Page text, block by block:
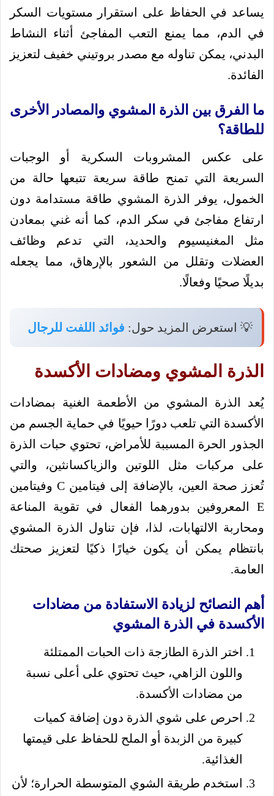
يساعد في الحفاظ على استقرار مستويات السكر
في الدم، مما يمنع التعب المفاجئ أثناء النشاط
البدني، يمكن تناوله مع مصدر بروتيني خفيف لتعزيز
الفائدة.
ما الفرق بين الذرة المشوي والمصادر الأخرى
للطاقة؟
على عكس المشروبات السكرية أو الوجبات
السريعة التي تمنح طاقة سريعة تتبعها حالة من
الخمول، يوفر الذرة المشوي طاقة مستدامة دون
ارتفاع مفاجئ في سكر الدم، كما أنه غني بمعادن
مثل المغنيسيوم والحديد، التي تدعم وظائف
العضلات وتقلل من الشعور بالإرهاق، مما يجعله
بديلًا صحيًا وفعالًا.
💡 استعرض المزيد حول: فوائد اللفت للرجال
الذرة المشوي ومضادات الأكسدة
يُعد الذرة المشوي من الأطعمة الغنية بمضادات
الأكسدة التي تلعب دورًا حيويًا في حماية الجسم من
الجذور الحرة المسببة للأمراض، تحتوي حبات الذرة
على مركبات مثل اللوتين والزياكسانثين، والتي
تُعزز صحة العين، بالإضافة إلى فيتامين C وفيتامين
E المعروفين بدورهما الفعال في تقوية المناعة
ومحاربة الالتهابات، لذا، فإن تناول الذرة المشوي
بانتظام يمكن أن يكون خيارًا ذكيًا لتعزيز صحتك
العامة.
أهم النصائح لزيادة الاستفادة من مضادات
الأكسدة في الذرة المشوي
اختر الذرة الطازجة ذات الحبات الممتلئة
واللون الزاهي، حيث تحتوي على أعلى نسبة
من مضادات الأكسدة.
احرص على شوي الذرة دون إضافة كميات
كبيرة من الزبدة أو الملح للحفاظ على قيمتها
الغذائية.
استخدم طريقة الشوي المتوسطة الحرارة؛ لأن